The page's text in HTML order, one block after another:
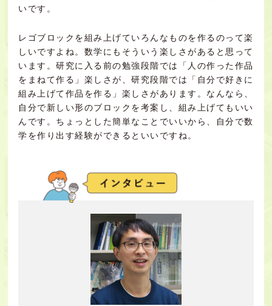
いです。
レゴブロックを組み上げていろんなものを作るのって楽
しいですよね。数学にもそういう楽しさがあると思って
います。研究に入る前の勉強段階では「人の作った作品
をまねて作る」楽しさが、研究段階では「自分で好きに
組み上げて作品を作る」楽しさがあります。なんなら、
自分で新しい形のブロックを考案し、組み上げてもいい
んです。ちょっとした簡単なことでいいから、自分で数
学を作り出す経験ができるといいですね。